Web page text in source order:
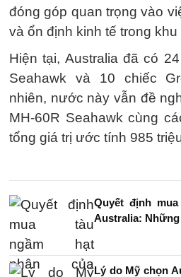
đóng góp quan trọng vào
và ổn định kinh tế trong
Hiện tại, Australia đã có
Seahawk và 10 chiếc
nhiên, nước này vẫn đề
MH-60R Seahawk cùng
tổng giá trị ước tính 985
Quyết định
Australia:
Lý do Mỹ chọn